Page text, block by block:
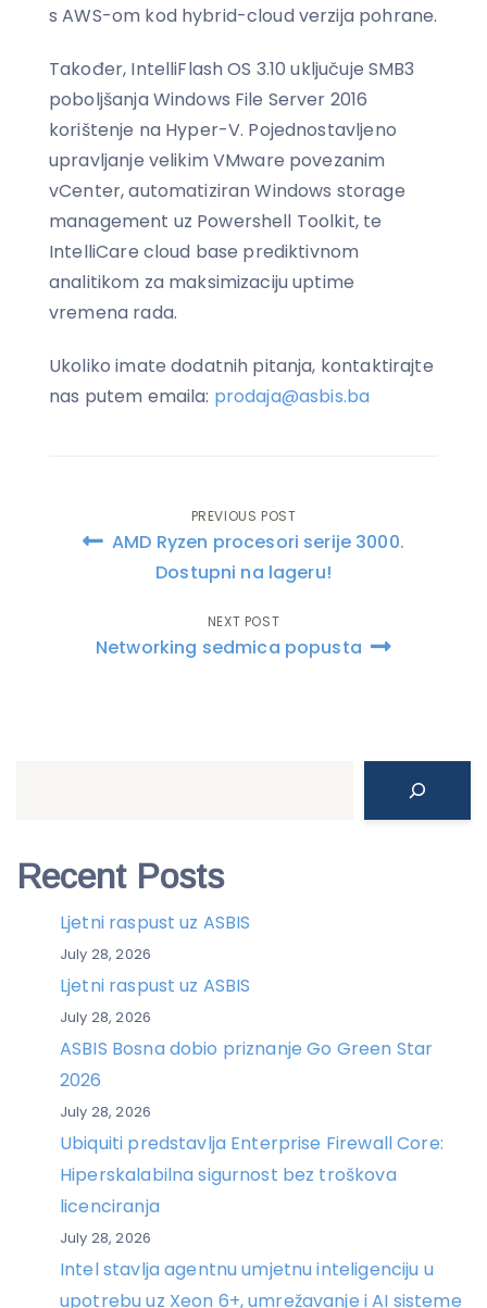
s AWS-om kod hybrid-cloud verzija pohrane.
Također, IntelliFlash OS 3.10 uključuje SMB3
poboljšanja Windows File Server 2016
korištenje na Hyper-V. Pojednostavljeno
upravljanje velikim VMware povezanim
vCenter, automatiziran Windows storage
management uz Powershell Toolkit, te
IntelliCare cloud base prediktivnom
analitikom za maksimizaciju uptime
vremena rada.
Ukoliko imate dodatnih pitanja, kontaktirajte
nas putem emaila: prodaja@asbis.ba
Post
navigation
PREVIOUS POST
AMD Ryzen procesori serije 3000.
Dostupni na lageru!
NEXT POST
Networking sedmica popusta
Recent Posts
Ljetni raspust uz ASBIS
July 28, 2026
Ljetni raspust uz ASBIS
July 28, 2026
ASBIS Bosna dobio priznanje Go Green Star
2026
July 28, 2026
Ubiquiti predstavlja Enterprise Firewall Core:
Hiperskalabilna sigurnost bez troškova
licenciranja
July 28, 2026
Intel stavlja agentnu umjetnu inteligenciju u
upotrebu uz Xeon 6+, umrežavanje i AI sisteme